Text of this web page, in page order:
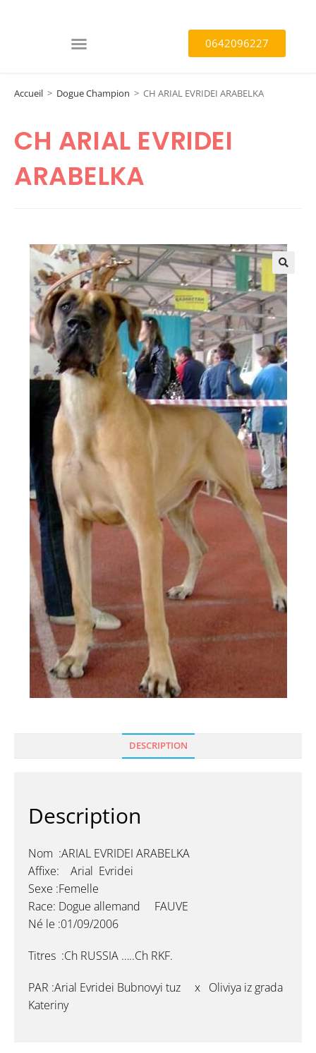
0642096227
Accueil > Dogue Champion > CH ARIAL EVRIDEI ARABELKA
CH ARIAL EVRIDEI
ARABELKA
🔍
DESCRIPTION
Description
Nom :ARIAL EVRIDEI ARABELKA
Affixe: Arial Evridei
Sexe :Femelle
Race: Dogue allemand FAUVE
Né le :01/09/2006
Titres :Ch RUSSIA …..Ch RKF.
PAR :Arial Evridei Bubnovyi tuz x Oliviya iz grada
Kateriny